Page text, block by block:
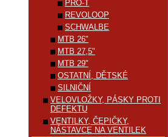
PRO-T
REVOLOOP
SCHWALBE
MTB 26"
MTB 27,5"
MTB 29"
OSTATNÍ, DĚTSKÉ
SILNIČNÍ
VELOVLOŽKY, PÁSKY PROTI
DEFEKTU
VENTILKY, ČEPIČKY,
NÁSTAVCE NA VENTILEK